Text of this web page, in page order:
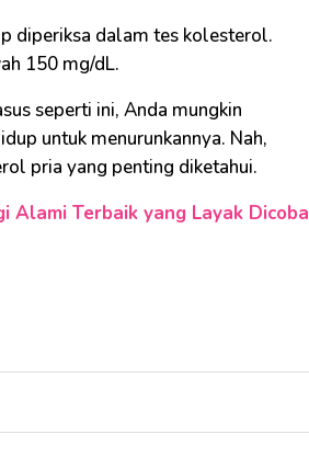
diperiksa dalam tes kolesterol.
150 mg/dL.
seperti ini, Anda mungkin
untuk menurunkannya. Nah,
pria yang penting diketahui.
Alami Terbaik yang Layak Dicoba